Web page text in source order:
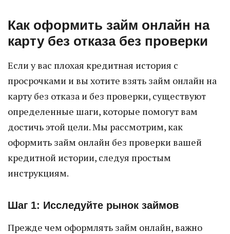
Как оформить займ онлайн на
карту без отказа без проверки
Если у вас плохая кредитная история с
просрочками и вы хотите взять займ онлайн на
карту без отказа и без проверки, существуют
определенные шаги, которые помогут вам
достичь этой цели. Мы рассмотрим, как
оформить займ онлайн без проверки вашей
кредитной истории, следуя простым
инструкциям.
Шаг 1: Исследуйте рынок займов
Прежде чем оформлять займ онлайн, важно